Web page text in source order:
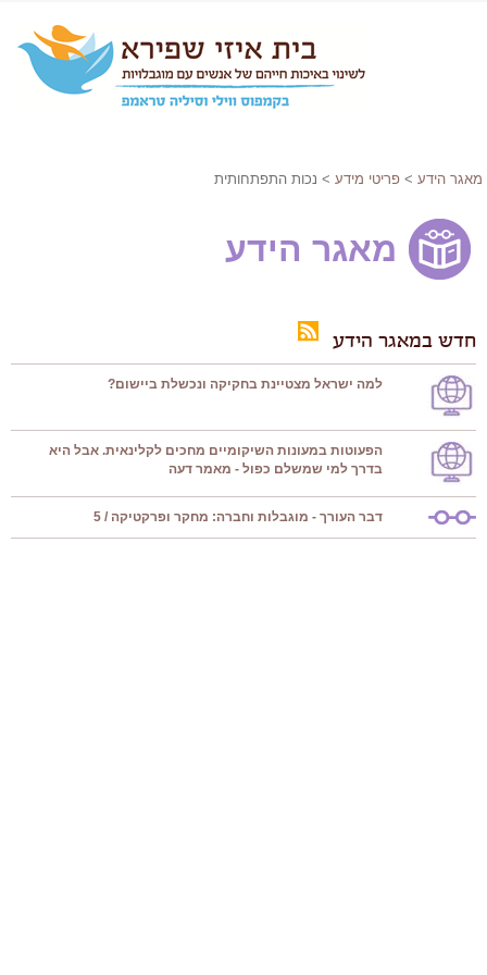
מאגר הידע > פריטי מידע > נכות התפתחותית
מאגר הידע
חדש במאגר הידע
למה ישראל מצטיינת בחקיקה ונכשלת ביישום?
הפעוטות במעונות השיקומיים מחכים לקלינאית. אבל היא
בדרך למי שמשלם כפול - מאמר דעה
דבר העורך - מוגבלות וחברה: מחקר ופרקטיקה / 5